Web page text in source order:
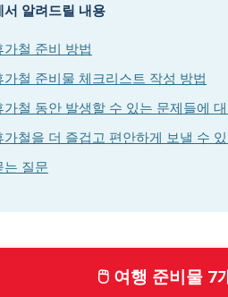
서 알려드릴 내용
가철 준비 방법
가철 준비물 체크리스트 작성 방법
가철 동안 발생할 수 있는 문제들에
가철을 더 즐겁고 편안하게 보낼 수
는 질문
🖱 여행 준비물 7